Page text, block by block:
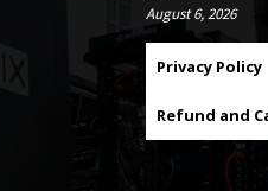
August 6, 2026
Privacy Policy
Refund and